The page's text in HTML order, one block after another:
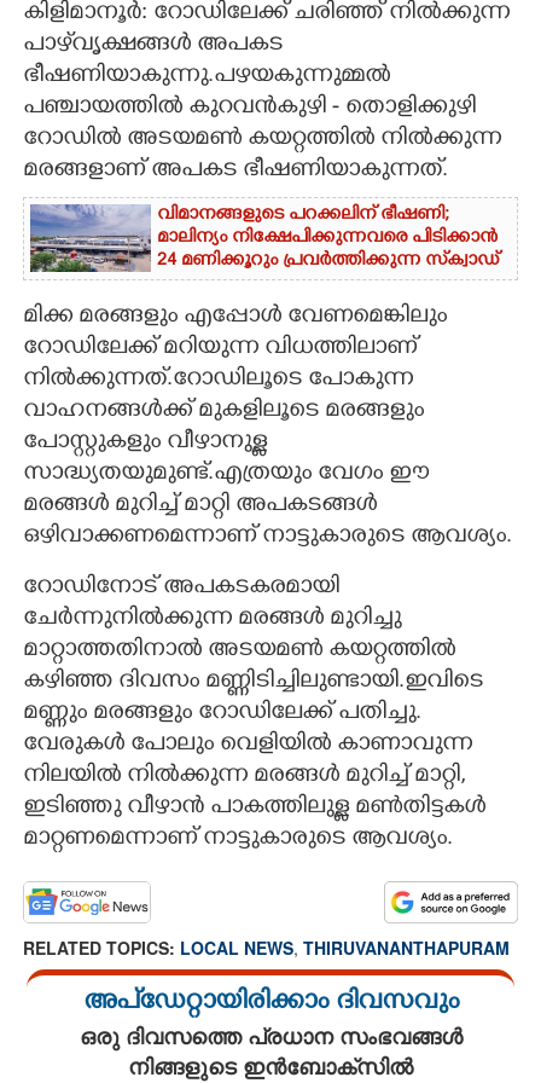
CARTOONS
LITERATURE
ZOOM
CONTACT US
കിളിമാനൂർ: റോഡിലേക്ക് ചരിഞ്ഞ് നിൽക്കുന്ന
പാഴ്‌വൃക്ഷങ്ങൾ അപകട
ഭീഷണിയാകുന്നു.പഴയകുന്നുമ്മൽ
പഞ്ചായത്തിൽ കുറവൻകുഴി - തൊളിക്കുഴി
റോഡിൽ അടയമൺ കയറ്റത്തിൽ നിൽക്കുന്ന
മരങ്ങളാണ് അപകട ഭീഷണിയാകുന്നത്.
വിമാനങ്ങളുടെ പറക്കലിന് ഭീഷണി;​
മാലിന്യം നിക്ഷേപിക്കുന്നവരെ പിടിക്കാൻ
24 മണിക്കൂറും പ്രവർത്തിക്കുന്ന സ്‌ക്വാഡ്
മിക്ക മരങ്ങളും എപ്പോൾ വേണമെങ്കിലും
റോഡിലേക്ക് മറിയുന്ന വിധത്തിലാണ്
നിൽക്കുന്നത്.റോഡിലൂടെ പോകുന്ന
വാഹനങ്ങൾക്ക് മുകളിലൂടെ മരങ്ങളും
പോസ്റ്റുകളും വീഴാനുള്ള
സാദ്ധ്യതയുമുണ്ട്.എത്രയും വേഗം ഈ
മരങ്ങൾ മുറിച്ച് മാറ്റി അപകടങ്ങൾ
ഒഴിവാക്കണമെന്നാണ് നാട്ടുകാരുടെ ആവശ്യം.
റോഡിനോട് അപകടകരമായി
ചേർന്നുനിൽക്കുന്ന മരങ്ങൾ മുറിച്ചു
മാറ്റാത്തതിനാൽ അടയമൺ കയറ്റത്തിൽ
കഴിഞ്ഞ ദിവസം മണ്ണിടിച്ചിലുണ്ടായി.ഇവിടെ
മണ്ണും മരങ്ങളും റോഡിലേക്ക് പതിച്ചു.
വേരുകൾ പോലും വെളിയിൽ കാണാവുന്ന
നിലയിൽ നിൽക്കുന്ന മരങ്ങൾ മുറിച്ച് മാറ്റി,
ഇടിഞ്ഞു വീഴാൻ പാകത്തിലുള്ള മൺതിട്ടകൾ
മാറ്റണമെന്നാണ് നാട്ടുകാരുടെ ആവശ്യം.
RELATED TOPICS: LOCAL NEWS, THIRUVANANTHAPURAM
അപ്ഡേറ്റായിരിക്കാം ദിവസവും
ഒരു ദിവസത്തെ പ്രധാന സംഭവങ്ങൾ
നിങ്ങളുടെ ഇൻബോക്സിൽ